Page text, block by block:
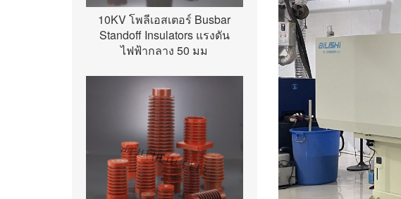
10KV โพลีเอสเตอร์ Busbar
Standoff Insulators แรงดัน
ไฟฟ้ากลาง 50 มม